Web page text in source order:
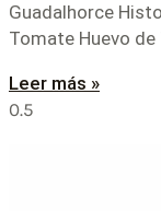
Guadalhorce
Tomate Huevo de
Leer más »